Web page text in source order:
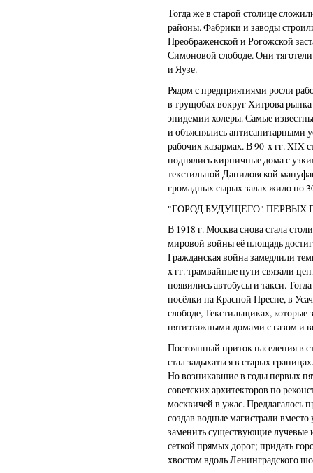
Тогда же в старой столице
районы. Фабрики и заводы
Преображенской и Рогожской
Симоновой слободе. Они
и Яузе.
Рядом с предприятиями росли
в трущобах вокруг Хитрова
эпидемии холеры. Самые
и объяснялись
рабочих казармах. В 90-х гг. XIX
поднялись кирпичные дома с
текстильной Даниловской
громадных сырых залах жило по
"ГОРОД БУДУЩЕГО" ПЕРВЫХ
В 1918 г. Москва снова стала
мировой войны её площадь
Гражданская война замедлили
х гг. трамвайные пути связали
появились автобусы и такси.
посёлки на Красной Пресне, в
слободе, Текстильщиках, которые
пятиэтажными домами с газом и
Постоянный приток населения в
стал задыхаться в старых
Но возникавшие в годы первых
советских архитекторов по
москвичей в ужас. Предлагалось
создав водные магистрали
заменить существующие
сеткой прямых дорог; придать
хвостом вдоль Ленинградского